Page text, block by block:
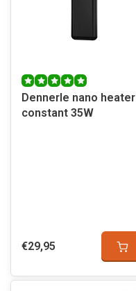
Dennerle nano heater
constant 35W
€29,95